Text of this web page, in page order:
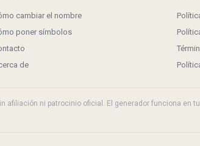
cambiar el nombre
poner símbolos
de
afiliación ni patrocinio oficial. El generador funciona en